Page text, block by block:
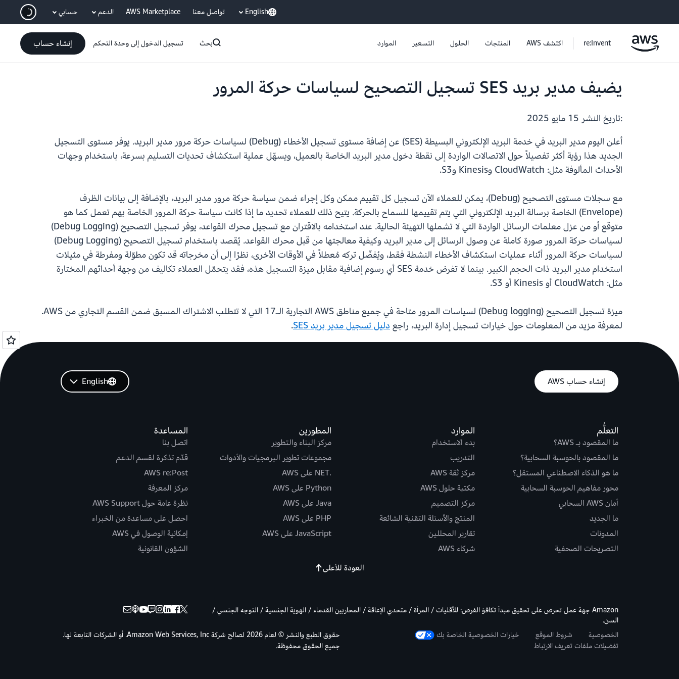
انتقل إلى المحتوى الرئيسي English تواصل معنا AWS Marketplace الدعم حسابي
re:Invent اكتشف AWS المنتجات الحلول التسعير الموارد بحث تسجيل الدخول إلى وحدة التحكم إنشاء حساب
يضيف مدير بريد SES تسجيل التصحيح لسياسات حركة المرور
:تاريخ النشر
أعلن اليوم مدير البريد في خدمة البريد الإلكتروني البسيطة (SES) عن إضافة مستوى تسجيل الأخطاء (Debug) لسياسات حركة مرور مدير البريد. يوفر مستوى التسجيل
الجديد هذا رؤية أكثر تفصيلاً حول الاتصالات الواردة إلى نقطة دخول مدير البريد الخاصة بالعميل، ويسهّل عملية استكشاف تحديات التسليم بسرعة، باستخدام وجهات
الأحداث المألوفة مثل: CloudWatch وKinesis وS3.
مع سجلات مستوى التصحيح (Debug)، يمكن للعملاء الآن تسجيل كل تقييم ممكن وكل إجراء ضمن سياسة حركة مرور مدير البريد، بالإضافة إلى بيانات الظرف
(Envelope) الخاصة برسالة البريد الإلكتروني التي يتم تقييمها للسماح بالحركة. يتيح ذلك للعملاء تحديد ما إذا كانت سياسة حركة المرور الخاصة بهم تعمل كما هو
متوقع أو من عزل معلمات الرسائل الواردة التي لا تشملها التهيئة الحالية. عند استخدامه بالاقتران مع تسجيل محرك القواعد، يوفر تسجيل التصحيح (Debug Logging)
لسياسات حركة المرور صورة كاملة عن وصول الرسائل إلى مدير البريد وكيفية معالجتها من قبل محرك القواعد. يُقصد باستخدام تسجيل التصحيح (Debug Logging)
لسياسات حركة المرور أثناء عمليات استكشاف الأخطاء النشطة فقط، ويُفضّل تركه مُعطلاً في الأوقات الأخرى، نظرًا إلى أن مخرجاته قد تكون مطوّلة ومفرطة في مثيلات
استخدام مدير البريد ذات الحجم الكبير. بينما لا تفرض خدمة SES أي رسوم إضافية مقابل ميزة التسجيل هذه، فقد يتحمّل العملاء تكاليف من وجهة أحداثهم المختارة
مثل: CloudWatch أو Kinesis أو S3.
ميزة تسجيل التصحيح (Debug logging) لسياسات المرور متاحة في جميع مناطق AWS التجارية الـ17 التي لا تتطلب الاشتراك المسبق ضمن القسم التجاري من AWS.
لمعرفة مزيد من المعلومات حول خيارات تسجيل إدارة البريد، راجعدليل تسجيل مدير بريد SES .
إنشاء حساب AWS
التعلُّم
ما المقصود بـ AWS؟
ما المقصود بالحوسبة السحابية؟
ما هو الذكاء الاصطناعي المستقل؟
محور مفاهيم الحوسبة السحابية
أمان AWS السحابي
ما الجديد
المدونات
التصريحات الصحفية
الموارد
بدء الاستخدام
التدريب
مركز ثقة AWS
مكتبة حلول AWS
مركز التصميم
المنتج والأسئلة التقنية الشائعة
تقارير المحللين
شركاء AWS
المطورين
مركز البناء والتطوير
مجموعات تطوير البرمجيات والأدوات
.NET على AWS
Python على AWS
Java على AWS
PHP على AWS
JavaScript على AWS
المساعدة
اتصل بنا
قدّم تذكرة لقسم الدعم
AWS re:Post
مركز المعرفة
نظرة عامة حول AWS Support
احصل على مساعدة من الخبراء
إمكانية الوصول في AWS
الشؤون القانونية
English
العودة للأعلى
Amazon جهة عمل تحرص على تحقيق مبدأ تكافؤ الفرص: للأقليات / المرأة / متحدي الإعاقة / المحاربين القدماء / الهوية الجنسية / التوجه الجنسي /
السن.
الخصوصية
شروط الموقع
خيارات الخصوصية الخاصة بك
تفضيلات ملفات تعريف الارتباط
حقوق الطبع والنشر © لعام 2026 لصالح شركة Amazon Web Services, Inc. أو الشركات التابعة لها.
جميع الحقوق محفوظة.